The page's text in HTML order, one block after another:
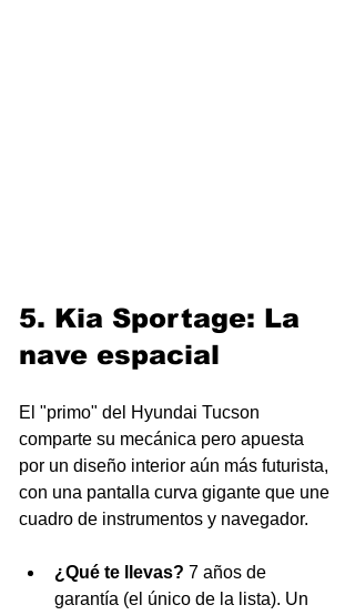
5. Kia Sportage: La
nave espacial
El "primo" del Hyundai Tucson
comparte su mecánica pero apuesta
por un diseño interior aún más futurista,
con una pantalla curva gigante que une
cuadro de instrumentos y navegador.
¿Qué te llevas? 7 años de
garantía (el único de la lista). Un